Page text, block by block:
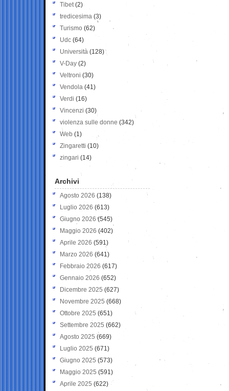
Tibet(2)
tredicesima (3)
Turismo (62)
Udc (64)
Università (128)
V-Day (2)
Veltroni (30)
Vendola (41)
Verdi (16)
Vincenzi (30)
violenza sulle donne (342)
Web (1)
Zingaretti (10)
zingari (14)
Archivi
Agosto 2026 (138)
Luglio 2026 (613)
Giugno 2026 (545)
Maggio 2026 (402)
Aprile 2026 (591)
Marzo 2026 (641)
Febbraio 2026 (617)
Gennaio 2026 (652)
Dicembre 2025 (627)
Novembre 2025 (668)
Ottobre 2025 (651)
Settembre 2025 (662)
Agosto 2025 (669)
Luglio 2025 (671)
Giugno 2025 (573)
Maggio 2025 (591)
Aprile 2025 (622)